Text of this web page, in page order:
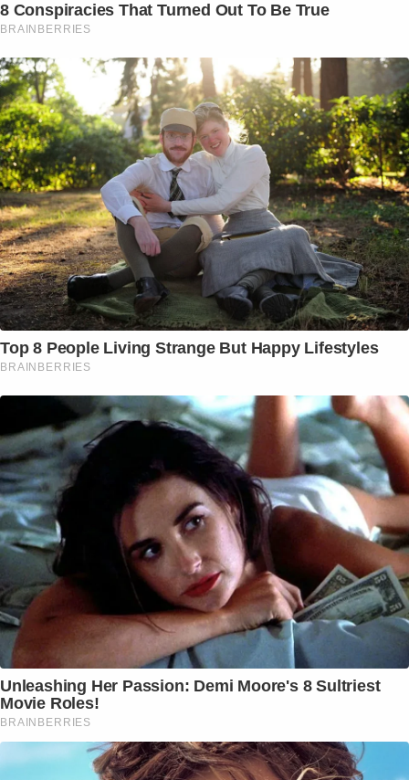
8 Conspiracies That Turned Out To Be True
BRAINBERRIES
Top 8 People Living Strange But Happy Lifestyles
BRAINBERRIES
Unleashing Her Passion: Demi Moore's 8 Sultriest
Movie Roles!
BRAINBERRIES